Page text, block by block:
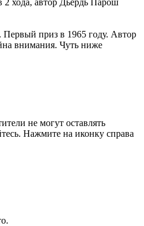
приз в 1965 году. Автор
внимания. Чуть ниже
не могут оставлять
Нажмите на иконку справа